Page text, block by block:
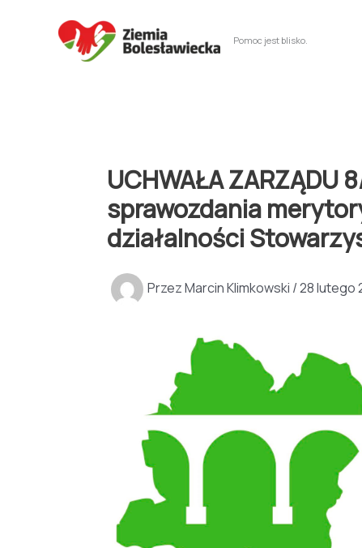
Pomoc jest blisko.
UCHWAŁA
sprawozdania
działalności
PrzezMarcin Klimkowski /28 lutego